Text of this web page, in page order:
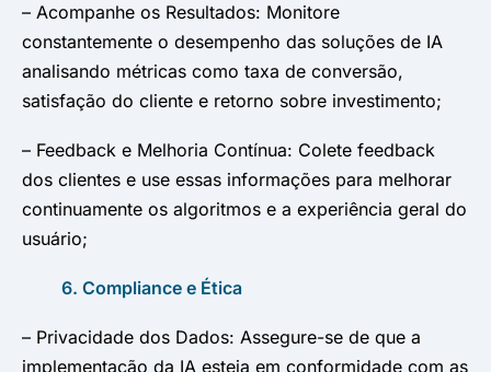
– Acompanhe os Resultados: Monitore
constantemente o desempenho das soluções de IA
analisando métricas como taxa de conversão,
satisfação do cliente e retorno sobre investimento;
– Feedback e Melhoria Contínua: Colete feedback
dos clientes e use essas informações para melhorar
continuamente os algoritmos e a experiência geral do
usuário;
6. Compliance e Ética
– Privacidade dos Dados: Assegure-se de que a
implementação da IA esteja em conformidade com as